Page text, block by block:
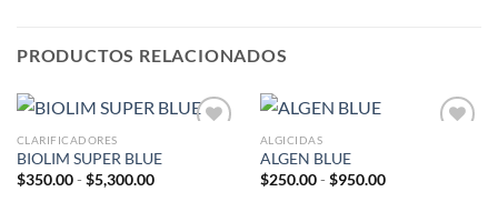
PRODUCTOS RELACIONADOS
CLARIFICADORES
BIOLIM SUPER BLUE
$350.00 - $5,300.00Rango
ALGICIDAS
ALGEN BLUE
$250.00 - $950.00Rango